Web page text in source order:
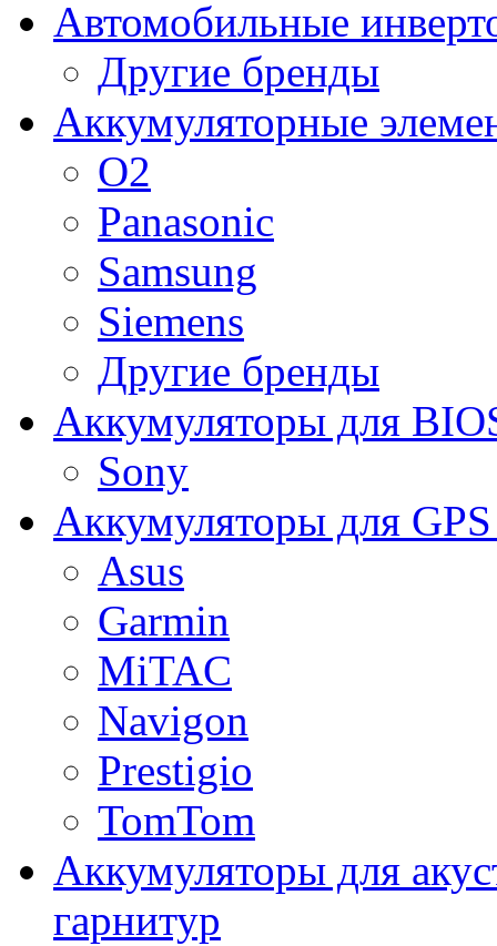
Автомобильные
Другие бренды
Аккумуляторные
O2
Panasonic
Samsung
Siemens
Другие бренды
Аккумуляторы для
Sony
Аккумуляторы для GPS
Asus
Garmin
MiTAC
Navigon
Prestigio
TomTom
Аккумуляторы для
гарнитур